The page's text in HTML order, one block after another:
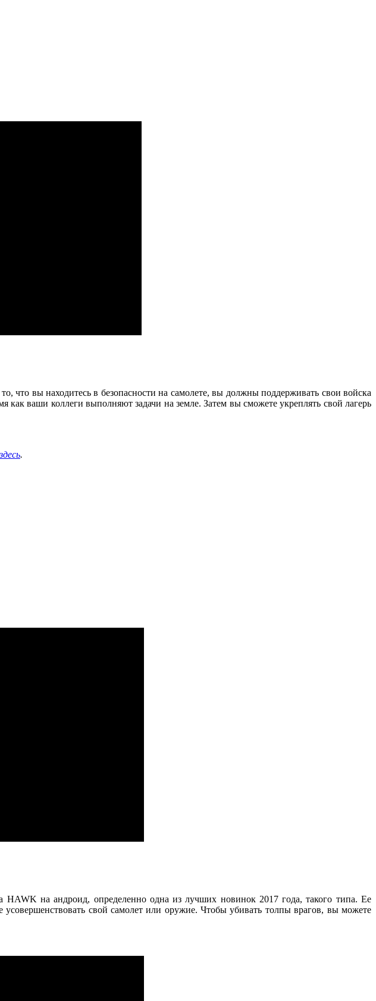
вы находитесь в безопасности на самолете, вы должны поддерживать свои войска
как ваши коллеги выполняют задачи на земле. Затем вы сможете укреплять свой лагерь
здесь.
на андроид, определенно одна из лучших новинок 2017 года, такого типа. Ее
свой самолет или оружие. Чтобы убивать толпы врагов, вы можете